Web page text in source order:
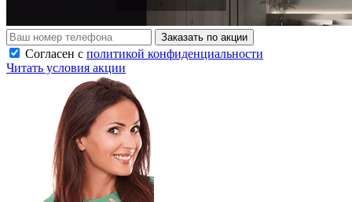
Заказать по акции
Согласен с политикой конфиденциальности
Читать условия акции